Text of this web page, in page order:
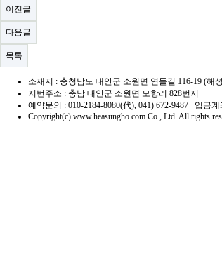
이전글
다음글
목록
소재지 : 충청남도 태안군 소원면 연들길 116-19 (해
지번주소 : 충남 태안군 소원면 모항리 828번지
예약문의 : 010-2184-8080(代), 041) 672-9487 입금
Copyright(c) www.heasungho.com Co., Ltd. All rights